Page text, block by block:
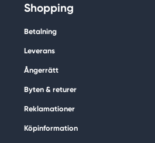
Shopping
Betalning
Leverans
Ångerrätt
Byten & returer
Reklamationer
Köpinformation